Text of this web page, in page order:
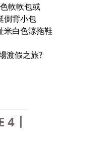
軟軟包或
側背小包
米白色涼拖鞋
渡假之旅?
4〡